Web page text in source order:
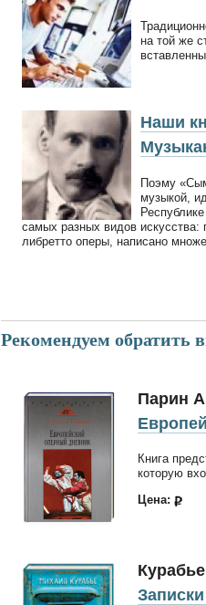
на той же
Наши
Поэму
музыкой,
самых разных видов
либретто оперы, написано
Рекомендуем обратить
Парин
Книга
которую
Цена: